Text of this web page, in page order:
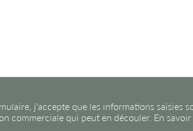
j'accepte que les informations saisies
commerciale qui peut en découler. En